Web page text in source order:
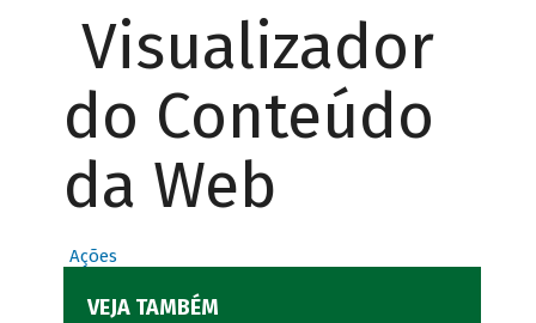
Visualizador
do Conteúdo
da Web
Ações
VEJA TAMBÉM